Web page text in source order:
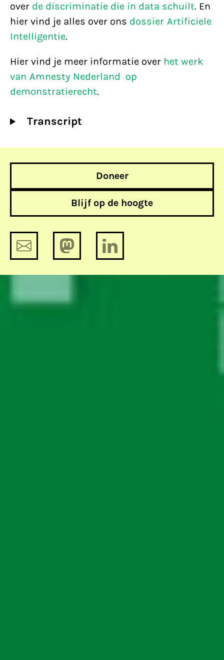
over de discriminatie die in data schuilt. En
hier vind je alles over ons dossier Artificiele
Intelligentie.
Hier vind je meer informatie over het werk
van Amnesty Nederland op
demonstratierecht.
Transcript
Doneer
Blijf op de hoogte